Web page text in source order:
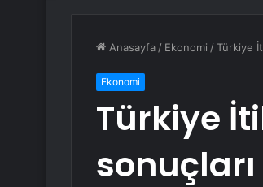
Anasayfa / Ekonomi /Türkiye
Ekonomi
Türkiye
sonuçları